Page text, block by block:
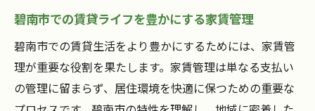
践例
碧南市での賃貸ライフを豊かにする家賃管理
碧南市での賃貸生活をより豊かにするためには、家賃管
理が重要な役割を果たします。家賃管理は単なる支払い
の管理に留まらず、居住環境を快適に保つための重要な